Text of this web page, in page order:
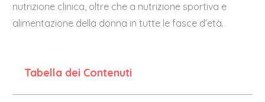
nutrizione clinica, oltre che a nutrizione sportiva e
alimentazione della donna in tutte le fasce d’età.
Tabella dei Contenuti